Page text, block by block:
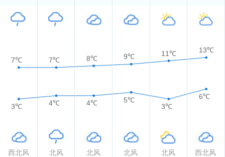
7℃ 7℃ 8℃ 9℃ 11℃ 13℃
3℃ 4℃ 4℃ 5℃
3℃
6℃
西北风 北风 北风 北风 北风
西北风